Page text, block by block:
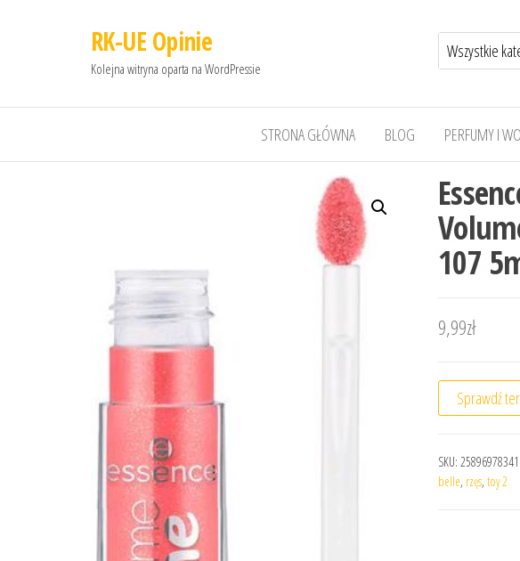
RK-UE Opinie
Kolejna witryna oparta na WordPressie
STRONA GŁÓWNA BLOG PERFUMY I
107
9,99zł
Sprawdź
SKU:
belle, rzęs, toy 2